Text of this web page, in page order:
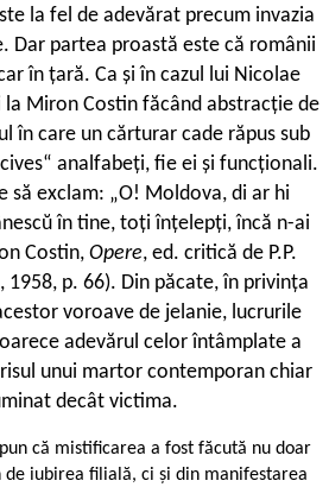
la fel de adevărat precum invazia
Dar partea proastă este că românii
în țară. Ca și în cazul lui Nicolae
la Miron Costin făcând abstracție de
în care un cărturar cade răpus sub
analfabeți, fie ei și funcționali.
să exclam: „O! Moldova, di ar hi
în tine, toți înțelepți, încă n-ai
Costin, Opere, ed. critică de P.P.
1958, p. 66). Din păcate, în privința
voroave de jelanie, lucrurile
adevărul celor întâmplate a
unui martor contemporan chiar
decât victima.
că mistificarea a fost făcută nu doar
iubirea filială, ci și din manifestarea